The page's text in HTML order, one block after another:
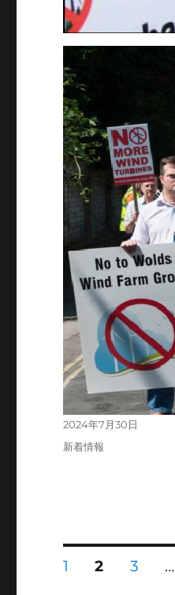
投
稿
日:
2024年7月30日
カ
新着情報
投
固
1
固
2
固
3 …